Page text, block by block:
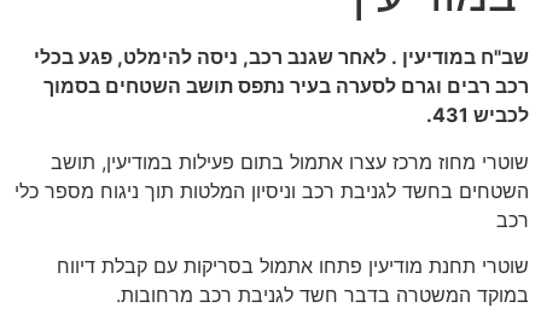
שב"ח במודיעין . לאחר שגנב רכב, ניסה להימלט, פגע בכלי
רכב רבים וגרם לסערה בעיר נתפס תושב השטחים בסמוך
לכביש 431.
שוטרי מחוז מרכז עצרו אתמול בתום פעילות במודיעין, תושב
השטחים בחשד לגניבת רכב וניסיון המלטות תוך ניגוח מספר כלי
רכב
שוטרי תחנת מודיעין פתחו אתמול בסריקות עם קבלת דיווח
במוקד המשטרה בדבר חשד לגניבת רכב מרחובות.